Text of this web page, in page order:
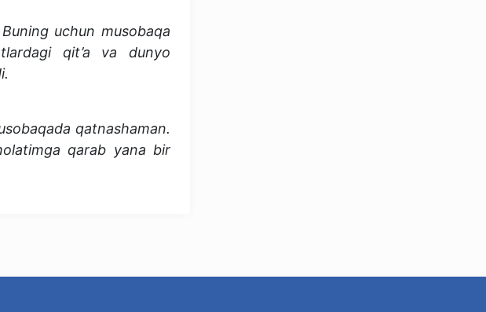
uchun musobaqa
qit’a va dunyo
qatnashaman.
qarab yana bir